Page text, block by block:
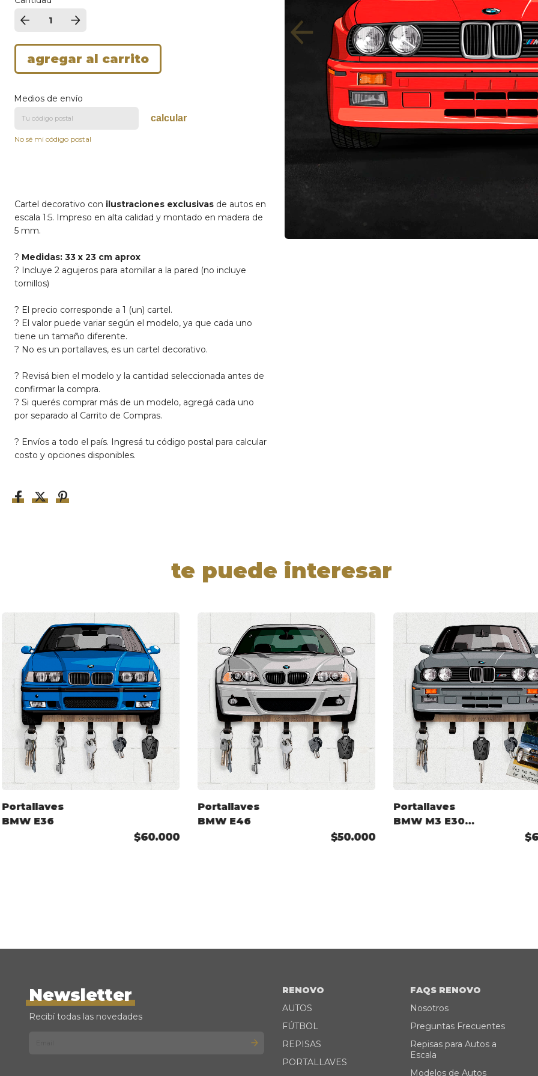
Medios de envío
calcular
No sé mi código postal
Cartel decorativo con ilustraciones exclusivas de autos en
escala 1:5. Impreso en alta calidad y montado en madera de
5 mm.
? Medidas: 33 x 23 cm aprox
? Incluye 2 agujeros para atornillar a la pared (no incluye
tornillos)
? El precio corresponde a 1 (un) cartel.
? El valor puede variar según el modelo, ya que cada uno
tiene un tamaño diferente.
? No es un portallaves, es un cartel decorativo.
? Revisá bien el modelo y la cantidad seleccionada antes de
confirmar la compra.
? Si querés comprar más de un modelo, agregá cada uno
por separado al Carrito de Compras.
? Envíos a todo el país. Ingresá tu código postal para calcular
costo y opciones disponibles.
te puede interesar
Portallaves
BMW E36
$60.000
Portallaves
BMW E46
$50.000
Portallaves
BMW M3 E30
Newsletter
Recibí todas las novedades
RENOVO
AUTOS
FÚTBOL
REPISAS
PORTALLAVES
FAQS RENOVO
Nosotros
Preguntas Frecuentes
Repisas para Autos a
Escala
Modelos de Autos